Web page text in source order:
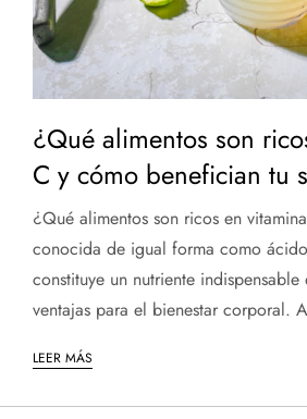
¿Qué alimentos son
C y cómo benefician tu
¿Qué alimentos son ricos en
conocida de igual forma como
constituye un nutriente
ventajas para el bienestar corporal.
LEER MÁS